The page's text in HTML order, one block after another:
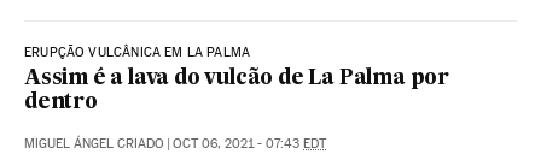
ERUPÇÃO VULCÂNICA EM LA PALMA
Assim é a lava do vulcão de La Palma por
dentro
MIGUEL ÁNGEL CRIADO | OCT 06, 2021 - 07:43 EDT